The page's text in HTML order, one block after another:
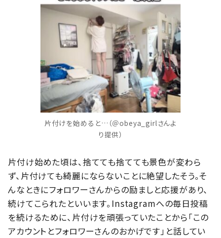
片付けを始めると…（＠obeya_girlさんよ
り提供）
片付け始めた頃は、捨てても捨てても景色が変わら
ず、片付けても綺麗にならないことに絶望したそう。そ
んなときにフォロワーさんからの励ましと応援があり、
続けてこられたといいます。Instagramへの毎日投稿
を続けるために、片付けを頑張っていたことから「この
アカウントとフォロワーさんのおかげです」と話してい